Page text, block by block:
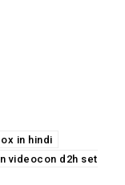
in hindi
videocon d2h set